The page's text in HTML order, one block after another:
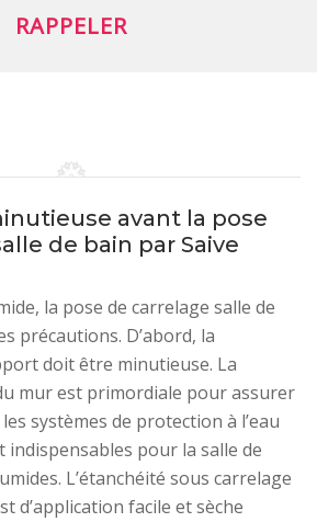
avant la pose
de bain par Saive
la pose de carrelage salle de
précautions. D’abord, la
doit être minutieuse. La
mur est primordiale pour assurer
systèmes de protection à l’eau
indispensables pour la salle de
L’étanchéité sous carrelage
d’application facile et sèche